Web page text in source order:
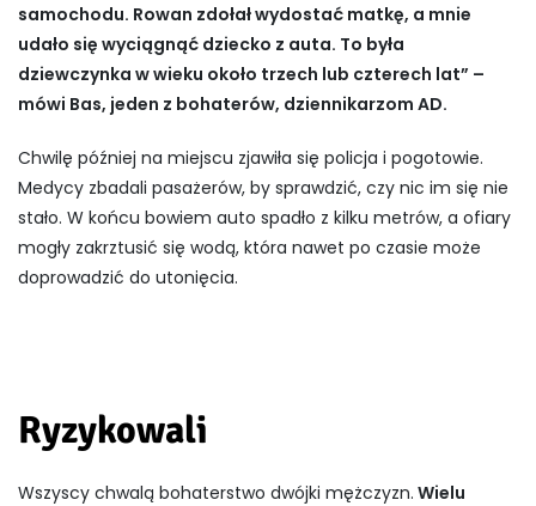
samochodu. Rowan zdołał wydostać matkę, a mnie
udało się wyciągnąć dziecko z auta. To była
dziewczynka w wieku około trzech lub czterech lat” –
mówi Bas, jeden z bohaterów, dziennikarzom AD.
Chwilę później na miejscu zjawiła się policja i pogotowie.
Medycy zbadali pasażerów, by sprawdzić, czy nic im się nie
stało. W końcu bowiem auto spadło z kilku metrów, a ofiary
mogły zakrztusić się wodą, która nawet po czasie może
doprowadzić do utonięcia.
Ryzykowali
Wszyscy chwalą bohaterstwo dwójki mężczyzn. Wielu